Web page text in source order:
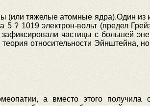
(или тяжелые атомные ядра).Один из
? 1019 электрон-вольт (предел
частицы с большей
относительности Эйнштейна, но
а вместо этого получила